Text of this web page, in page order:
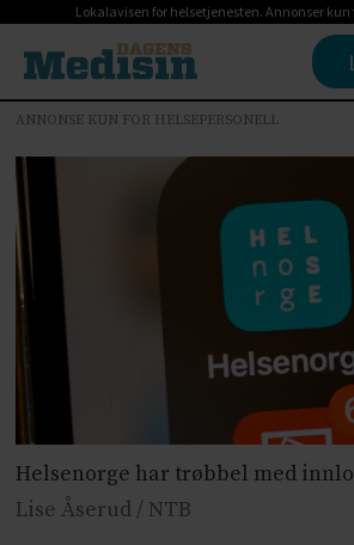
Lokalavisen for helsetjenesten. Annonser kun
ANNONSE KUN FOR HELSEPERSONELL
Helsenorge har trøbbel med
Lise Åserud / NTB